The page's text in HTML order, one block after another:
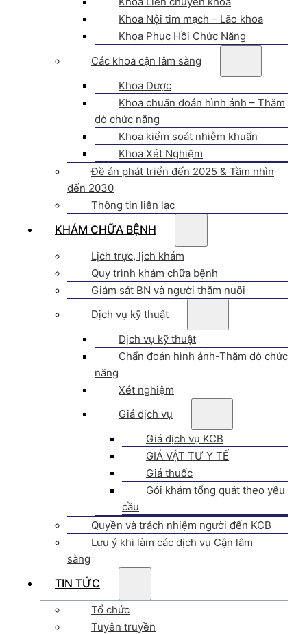
Khoa Nội tim mạch – Lão khoa
Khoa Phục Hồi Chức Năng
Các khoa cận lâm sàng
Khoa Dược
Khoa chuẩn đoán hình ảnh – Thăm
dò chức năng
Khoa kiểm soát nhiễm khuẩn
Khoa Xét Nghiệm
Đề án phát triển đến 2025 & Tầm nhìn
đến 2030
Thông tin liên lạc
KHÁM CHỮA BỆNH
Lịch trực, lịch khám
Quy trình khám chữa bệnh
Giám sát BN và người thăm nuôi
Dịch vụ kỹ thuật
Dịch vụ kỹ thuật
Chẩn đoán hình ảnh-Thăm dò chức
năng
Xét nghiệm
Giá dịch vụ
Giá dịch vụ KCB
GIÁ VẬT TƯ Y TẾ
Giá thuốc
Gói khám tổng quát theo yêu
cầu
Quyền và trách nhiệm người đến KCB
Lưu ý khi làm các dịch vụ Cận lâm
sàng
TIN TỨC
Tổ chức
Tuyên truyền